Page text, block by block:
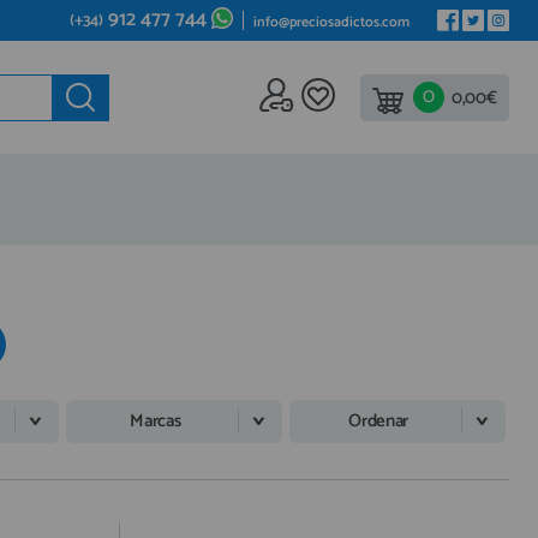
DE PROFESIONALES
(+34)912 477 744 info@preciosadictos.com
0 0,00€
Marcas Ordenar